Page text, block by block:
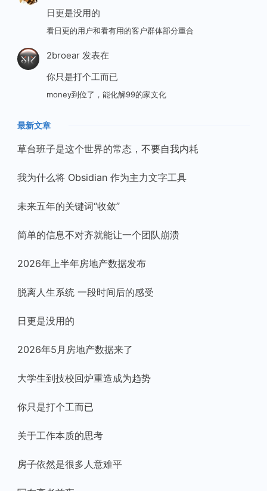
日更是没用的
看日更的用户和看有用的客户群体部分重合
2broear发表在
你只是打个工而已
money到位了，能化解99的家文化
最新文章
草台班子是这个世界的常态，不要自我内耗
我为什么将 Obsidian 作为主力文字工具
未来五年的关键词“收敛”
简单的信息不对齐就能让一个团队崩溃
2026年上半年房地产数据发布
脱离人生系统 一段时间后的感受
日更是没用的
2026年5月房地产数据来了
大学生到技校回炉重造成为趋势
你只是打个工而已
关于工作本质的思考
房子依然是很多人意难平